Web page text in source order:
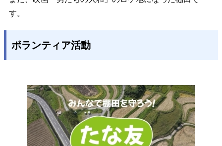
す。
ボランティア活動